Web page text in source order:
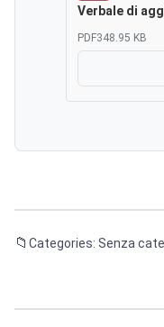
Verbale di
PDF348.95 KB
Categories: Senza